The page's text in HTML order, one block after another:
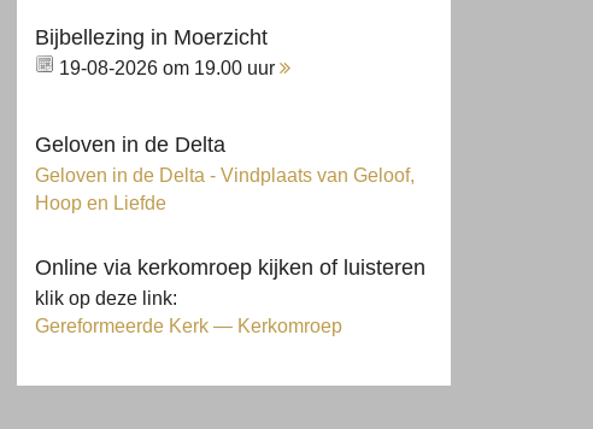
Bijbellezing in Moerzicht
19-08-2026 om 19.00 uur
Geloven in de Delta
Geloven in de Delta - Vindplaats van Geloof,
Hoop en Liefde
Online via kerkomroep kijken of luisteren
klik op deze link:
Gereformeerde Kerk — Kerkomroep